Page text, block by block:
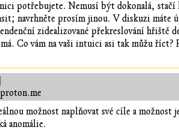
potřebujete. Nemusí být dokonalá,
navrhněte prosím jinou. V diskuzi máte
zidealizované překreslování hřiště
Co vám na vaši intuici asi tak můžu
možnost naplňovat své cíle a možnost
anomálie.